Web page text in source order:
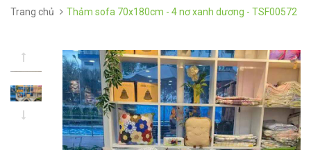
Trang chủ Thảm sofa 70x180cm - 4 nơ xanh dương - TSF00572